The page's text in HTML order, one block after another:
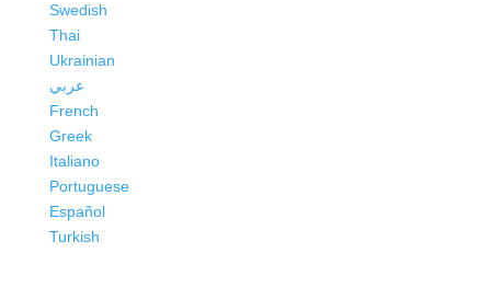
Swedish
Thai
Ukrainian
عربي
French
Greek
Italiano
Portuguese
Español
Turkish